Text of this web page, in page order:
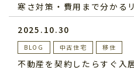
寒さ対策・費用まで分かる
2025.10.30
BLOG 中古住宅 移住
不動産を契約したらすぐ入